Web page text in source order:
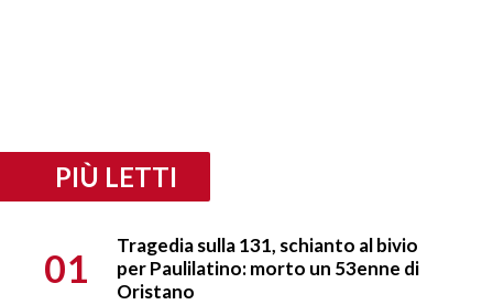
PIÙ LETTI
01
Tragedia sulla 131, schianto al bivio
per Paulilatino: morto un 53enne di
Oristano